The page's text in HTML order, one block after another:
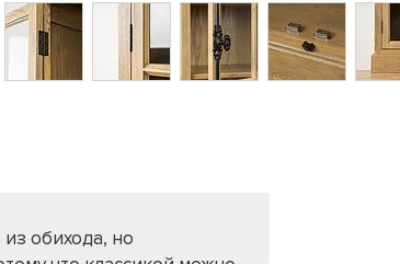
из обихода, но